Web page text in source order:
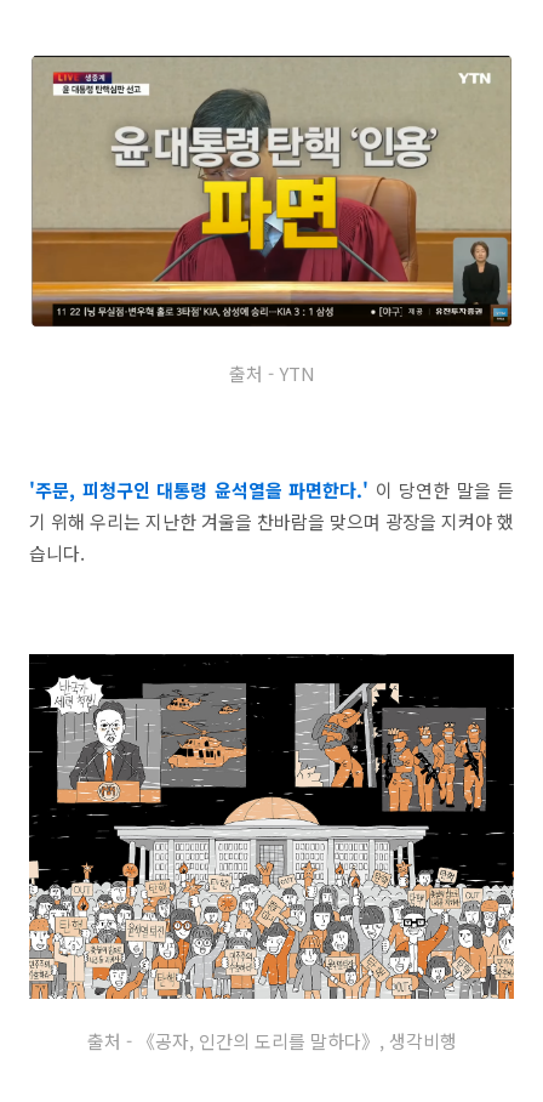
출처 - YTN
'주문, 피청구인 대통령 윤석열을 파면한다.' 이 당연한 말을 듣
기 위해 우리는 지난한 겨울을 찬바람을 맞으며 광장을 지켜야 했
습니다.
출처 - 《공자, 인간의 도리를 말하다》, 생각비행